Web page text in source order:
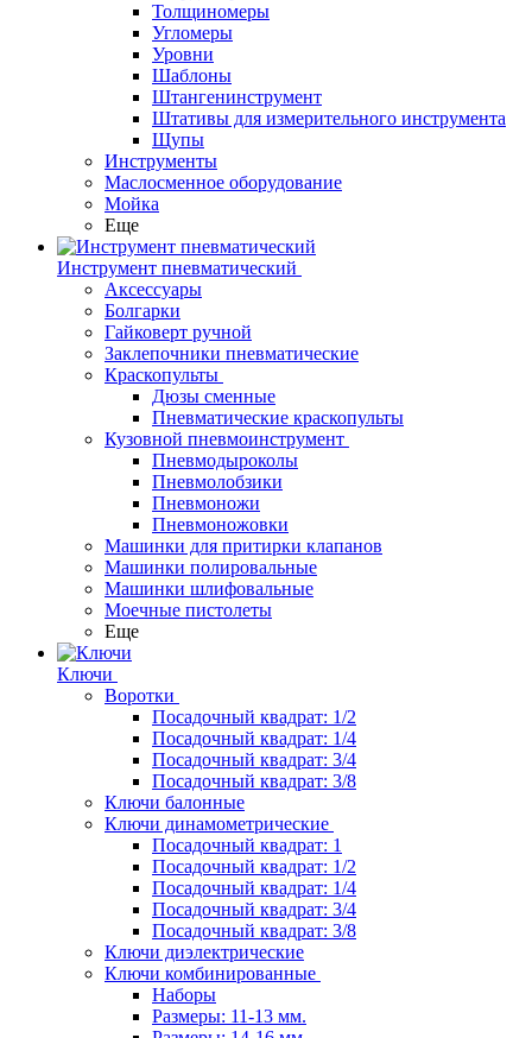
Толщиномеры
Угломеры
Уровни
Шаблоны
Штангенинструмент
Штативы для измерительного инструмента
Щупы
Инструменты
Маслосменное оборудование
Мойка
Еще
Инструмент пневматический
Аксессуары
Болгарки
Гайковерт ручной
Заклепочники пневматические
Краскопульты
Дюзы сменные
Пневматические краскопульты
Кузовной пневмоинструмент
Пневмодыроколы
Пневмолобзики
Пневмоножи
Пневмоножовки
Машинки для притирки клапанов
Машинки полировальные
Машинки шлифовальные
Моечные пистолеты
Еще
Ключи
Воротки
Посадочный квадрат: 1/2
Посадочный квадрат: 1/4
Посадочный квадрат: 3/4
Посадочный квадрат: 3/8
Ключи балонные
Ключи динамометрические
Посадочный квадрат: 1
Посадочный квадрат: 1/2
Посадочный квадрат: 1/4
Посадочный квадрат: 3/4
Посадочный квадрат: 3/8
Ключи диэлектрические
Ключи комбинированные
Наборы
Размеры: 11-13 мм.